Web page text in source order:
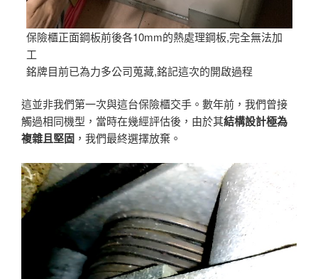
保險櫃正面鋼板前後各10mm的熱處理鋼板,完全無法加
工
銘牌目前已為力多公司蒐藏,銘記這次的開啟過程
這並非我們第一次與這台保險櫃交手。數年前，我們曾接
觸過相同機型，當時在幾經評估後，由於其結構設計極為
複雜且堅固 ，我們最終選擇放棄。